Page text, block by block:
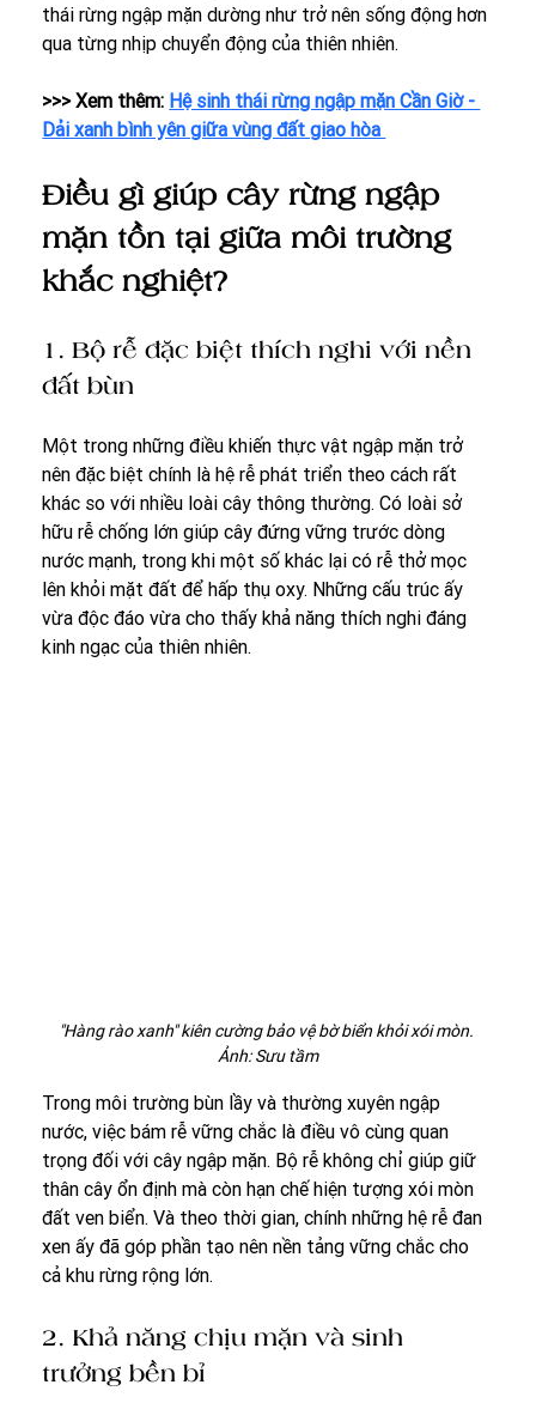
thái rừng ngập mặn dường như trở nên sống động hơn
qua từng nhịp chuyển động của thiên nhiên.
>>> Xem thêm: Hệ sinh thái rừng ngập mặn Cần Giờ -
Dải xanh bình yên giữa vùng đất giao hòa
Điều gì giúp cây rừng ngập
mặn tồn tại giữa môi trường
khắc nghiệt?
1. Bộ rễ đặc biệt thích nghi với nền
đất bùn
Một trong những điều khiến thực vật ngập mặn trở
nên đặc biệt chính là hệ rễ phát triển theo cách rất
khác so với nhiều loài cây thông thường. Có loài sở
hữu rễ chống lớn giúp cây đứng vững trước dòng
nước mạnh, trong khi một số khác lại có rễ thở mọc
lên khỏi mặt đất để hấp thụ oxy. Những cấu trúc ấy
vừa độc đáo vừa cho thấy khả năng thích nghi đáng
kinh ngạc của thiên nhiên.
"Hàng rào xanh" kiên cường bảo vệ bờ biển khỏi xói mòn.
Ảnh: Sưu tầm
Trong môi trường bùn lầy và thường xuyên ngập
nước, việc bám rễ vững chắc là điều vô cùng quan
trọng đối với cây ngập mặn. Bộ rễ không chỉ giúp giữ
thân cây ổn định mà còn hạn chế hiện tượng xói mòn
đất ven biển. Và theo thời gian, chính những hệ rễ đan
xen ấy đã góp phần tạo nên nền tảng vững chắc cho
cả khu rừng rộng lớn.
2. Khả năng chịu mặn và sinh
trưởng bền bỉ